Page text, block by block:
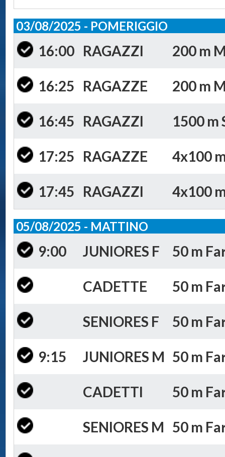
03/08/2025 - POMERIGGIO
16:00 RAGAZZI 200 m
16:25 RAGAZZE 200 m
16:45 RAGAZZI 1500 m
17:25 RAGAZZE 4x100
17:45 RAGAZZI 4x100
05/08/2025 - MATTINO
9:00 JUNIORES F 50 m
CADETTE 50 m
SENIORES F 50 m
9:15 JUNIORES M 50 m
CADETTI 50 m
SENIORES M 50 m